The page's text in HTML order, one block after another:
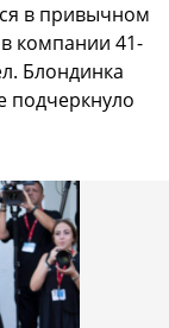
в привычном
компании 41-
Блондинка
подчеркнуло